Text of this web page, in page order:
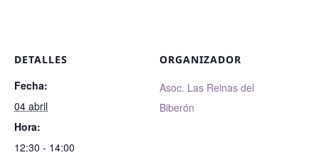
DETALLES
Fecha:
04 abril
Hora:
12:30 - 14:00
ORGANIZADOR
Asoc. Las Reinas del
Biberón